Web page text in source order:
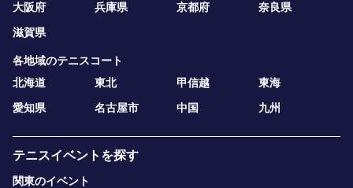
大阪府
兵庫県 京都府
奈良県
滋賀県
各地域のテニスコート
北海道
東北 甲信越
東海
愛知県
名古屋市 中国 九州
テニスイベントを探す
関東のイベント